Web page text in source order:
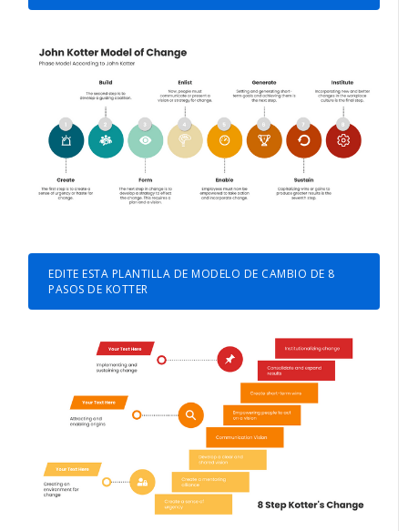
EDITE ESTA PLANTILLA DE MODELO DE CAMBIO DE 8
PASOS DE KOTTER